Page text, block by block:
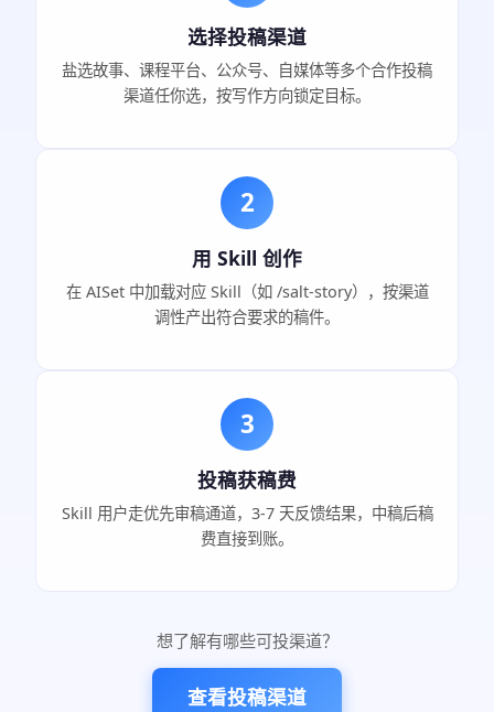
选择投稿渠道
盐选故事、课程平台、公众号、自媒体等多个合作投稿
渠道任你选，按写作方向锁定目标。
2
用 Skill 创作
在 AISet 中加载对应 Skill（如 /salt-story），按渠道
调性产出符合要求的稿件。
3
投稿获稿费
Skill 用户走优先审稿通道，3-7 天反馈结果，中稿后稿
费直接到账。
想了解有哪些可投渠道？
查看投稿渠道